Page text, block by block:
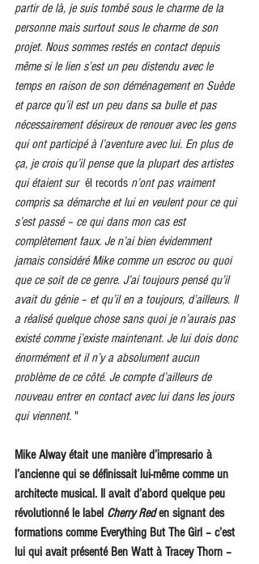
partir de là, je suis tombé sous le charme de la
personne mais surtout sous le charme de son
projet. Nous sommes restés en contact depuis
même si le lien s’est un peu distendu avec le
temps en raison de son déménagement en Suède
et parce qu’il est un peu dans sa bulle et pas
nécessairement désireux de renouer avec les gens
qui ont participé à l’aventure avec lui. En plus de
ça, je crois qu’il pense que la plupart des artistes
qui étaient sur él records n’ont pas vraiment
compris sa démarche et lui en veulent pour ce qui
s’est passé – ce qui dans mon cas est
complètement faux. Je n’ai bien évidemment
jamais considéré Mike comme un escroc ou quoi
que ce soit de ce genre. J’ai toujours pensé qu’il
avait du génie – et qu’il en a toujours, d’ailleurs. Il
a réalisé quelque chose sans quoi je n’aurais pas
existé comme j’existe maintenant. Je lui dois donc
énormément et il n’y a absolument aucun
problème de ce côté. Je compte d’ailleurs de
nouveau entrer en contact avec lui dans les jours
qui viennent. "
Mike Alway était une manière d’impresario à
l’ancienne qui se définissait lui-même comme un
architecte musical. Il avait d’abord quelque peu
révolutionné le label Cherry Red en signant des
formations comme Everything But The Girl – c’est
lui qui avait présenté Ben Watt à Tracey Thorn –